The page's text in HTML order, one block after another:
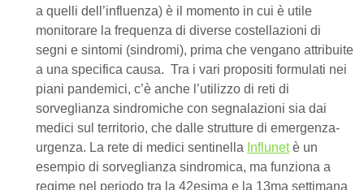
a quelli dell’influenza) è il momento in cui è utile
monitorare la frequenza di diverse costellazioni di
segni e sintomi (sindromi), prima che vengano attribuite
a una specifica causa. Tra i vari propositi formulati nei
piani pandemici, c’è anche l’utilizzo di reti di
sorveglianza sindromiche con segnalazioni sia dai
medici sul territorio, che dalle strutture di emergenza-
urgenza. La rete di medici sentinella Influnetè un
esempio di sorveglianza sindromica, ma funziona a
regime nel periodo tra la 42esima e la 13ma settimana